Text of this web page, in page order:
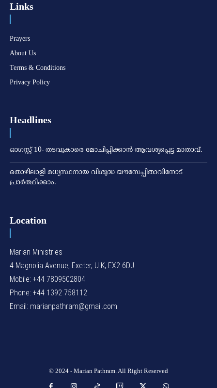
Links
Prayers
About Us
Terms & Conditions
Privacy Policy
Headlines
ഓഗസ്റ്റ് 10- തടവുകാരെ മോചിപ്പിക്കാന്‍ ആവശ്യപ്പെട്ട മാതാവ്.
തൊഴിലാളി മധ്യസ്ഥനായ വിശുദ്ധ യൗസേപ്പിതാവിനോട്
പ്രാര്‍ത്ഥിക്കാം.
Location
Marian Ministries
4 Magnolia Avenue, Exeter, U K, EX2 6DJ
Mobile: +44 7809502804
Phone: +44 1392 758112
Email: marianpathram@gmail.com
© 2024 - Marian Pathram. All Right Reserved